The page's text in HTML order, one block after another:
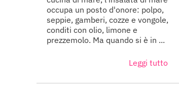
occupa un posto d'onore: polpo,
seppie, gamberi, cozze e vongole,
conditi con olio, limone e
prezzemolo. Ma quando si è in ...
Leggi tutto